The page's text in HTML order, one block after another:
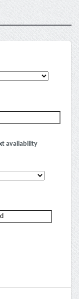
availability